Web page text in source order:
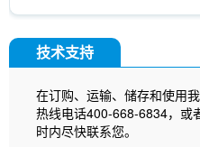
MeAIB
CTR1
Netrin 1
Receptorα
技术支持
在订购、运输、储存和使用
热线电话400-668-6834，或
时内尽快联系您。